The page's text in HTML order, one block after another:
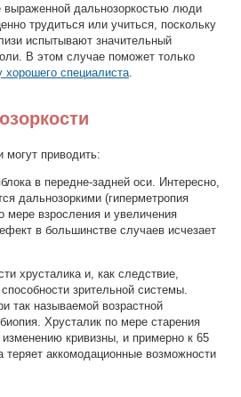
дальнозоркостью люди
трудиться или учиться, поскольку
испытывают значительный
В этом случае поможет только
хорошего специалиста.
могут приводить:
в передне-задней оси. Интересно,
дальнозоркими (гиперметропия
мере взросления и увеличения
в большинстве случаев исчезает
хрусталика и, как следствие,
зрительной системы.
так называемой возрастной
Хрусталик по мере старения
изменению кривизны, и примерно к 65
теряет аккомодационные возможности